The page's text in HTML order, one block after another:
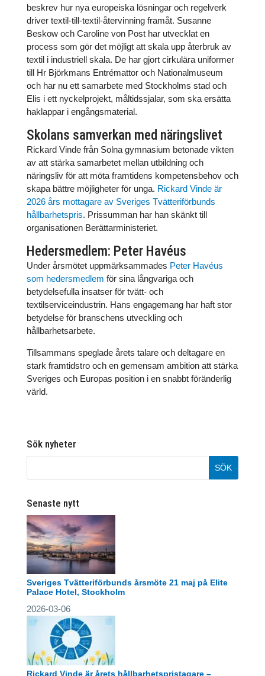
beskrev hur nya europeiska lösningar och regelverk
driver textil-till-textil-återvinning framåt. Susanne
Beskow och Caroline von Post har utvecklat en
process som gör det möjligt att skala upp återbruk av
textil i industriell skala. De har gjort cirkulära uniformer
till Hr Björkmans Entrémattor och Nationalmuseum
och har nu ett samarbete med Stockholms stad och
Elis i ett nyckelprojekt, måltidssjalar, som ska ersätta
haklappar i engångsmaterial.
Skolans samverkan med näringslivet
Rickard Vinde från Solna gymnasium betonade vikten
av att stärka samarbetet mellan utbildning och
näringsliv för att möta framtidens kompetensbehov och
skapa bättre möjligheter för unga. Rickard Vinde är
2026 års mottagare av Sveriges Tvätteriförbunds
hållbarhetspris. Prissumman har han skänkt till
organisationen Berättarministeriet.
Hedersmedlem: Peter Havéus
Under årsmötet uppmärksammades Peter Havéus
som hedersmedlem för sina långvariga och
betydelsefulla insatser för tvätt- och
textilserviceindustrin. Hans engagemang har haft stor
betydelse för branschens utveckling och
hållbarhetsarbete.
Tillsammans speglade årets talare och deltagare en
stark framtidstro och en gemensam ambition att stärka
Sveriges och Europas position i en snabbt föränderlig
värld.
Sök nyheter
Senaste nytt
Sveriges Tvätteriförbunds årsmöte 21 maj på Elite
Palace Hotel, Stockholm
2026-03-06
Rickard Vinde är årets hållbarhetspristagare –